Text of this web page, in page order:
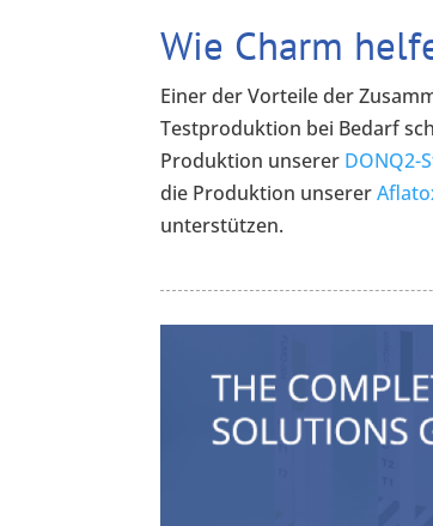
Wie Charm
Einer der Vorteile der
Testproduktion bei Bedarf
Produktion unserer DONQ2-
die Produktion unserer
unterstützen.